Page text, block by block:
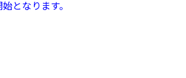
となります。